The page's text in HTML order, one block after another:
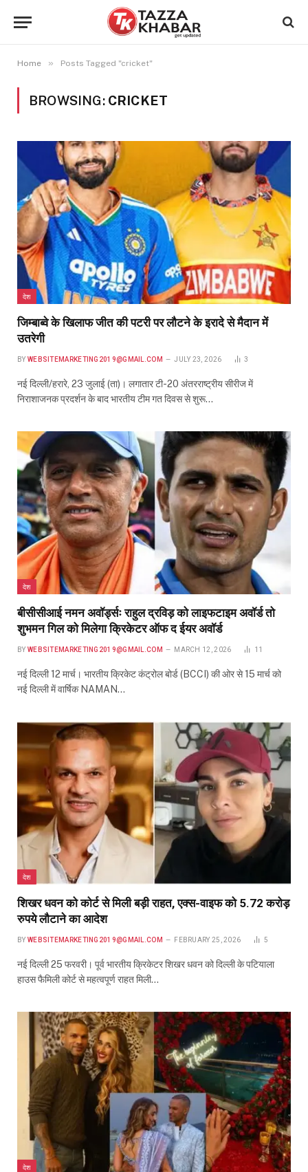
Home » Posts Tagged "cricket"
BROWSING: CRICKET
देश
जिम्बाब्वे के खिलाफ जीत की पटरी पर लौटने के इरादे से मैदान में
उतरेगी
BY WEBSITEMARKETING2019@GMAIL.COM JULY 23, 2026 3
नई दिल्ली/हरारे, 23 जुलाई (ता)। लगातार टी-20 अंतरराष्ट्रीय सीरीज में
निराशाजनक प्रदर्शन के बाद भारतीय टीम गत दिवस से शुरू…
देश
बीसीसीआई नमन अवॉर्ड्सः राहुल द्रविड़ को लाइफटाइम अवॉर्ड तो
शुभमन गिल को मिलेगा क्रिकेटर ऑफ द ईयर अवॉर्ड
BY WEBSITEMARKETING2019@GMAIL.COM MARCH 12, 2026 11
नई दिल्ली 12 मार्च। भारतीय क्रिकेट कंट्रोल बोर्ड (BCCI) की ओर से 15 मार्च को
नई दिल्ली में वार्षिक NAMAN…
देश
शिखर धवन को कोर्ट से मिली बड़ी राहत, एक्स-वाइफ को 5.72 करोड़
रुपये लौटाने का आदेश
BY WEBSITEMARKETING2019@GMAIL.COM FEBRUARY 25, 2026 5
नई दिल्ली 25 फरवरी। पूर्व भारतीय क्रिकेटर शिखर धवन को दिल्ली के पटियाला
हाउस फैमिली कोर्ट से महत्वपूर्ण राहत मिली…
देश